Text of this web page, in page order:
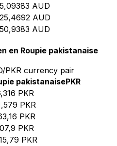
5,09383 AUD
25,4692 AUD
50,9383 AUD
en Roupie pakistanaise
PKR currency pair
pakistanaisePKR
PKR
PKR
PKR
PKR
PKR